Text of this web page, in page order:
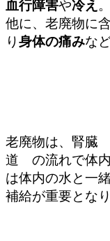
血行障害や冷え 。
他に、老廃物に
り身体の痛みな
老廃物は、
道 の流れで体内
は体内の水と一
補給が重要とな